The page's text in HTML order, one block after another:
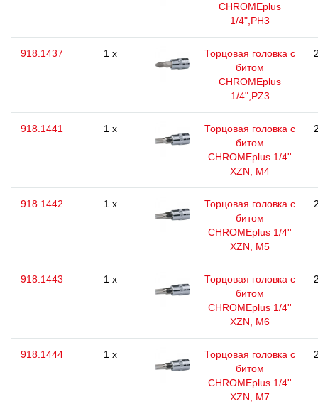
CHROMEplus
1/4",РН3
918.1437 1 x
Торцовая головка с
битом
CHROMEplus
1/4",РZ3
918.1441 1 x
Торцовая головка с
битом
CHROMEplus 1/4''
XZN, M4
918.1442 1 x
Торцовая головка с
битом
CHROMEplus 1/4''
XZN, M5
918.1443 1 x
Торцовая головка с
битом
CHROMEplus 1/4''
XZN, M6
918.1444 1 x
Торцовая головка с
битом
CHROMEplus 1/4''
XZN, M7